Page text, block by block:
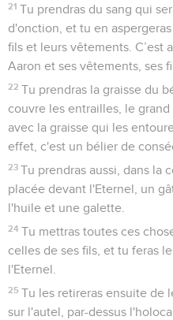
21 Tu prendras du sang qui
d'onction, et tu en
fils et leurs vêtements. C’est
Aaron et ses vêtements, ses
22 Tu prendras la graisse du
couvre les entrailles, le
avec la graisse qui les
effet, c'est un bélier de
23 Tu prendras aussi, dans la
placée devant l'Eternel, un
l'huile et une galette.
24 Tu mettras toutes ces
celles de ses fils, et tu feras
l'Eternel.
25 Tu les retireras ensuite de
sur l'autel, par-dessus